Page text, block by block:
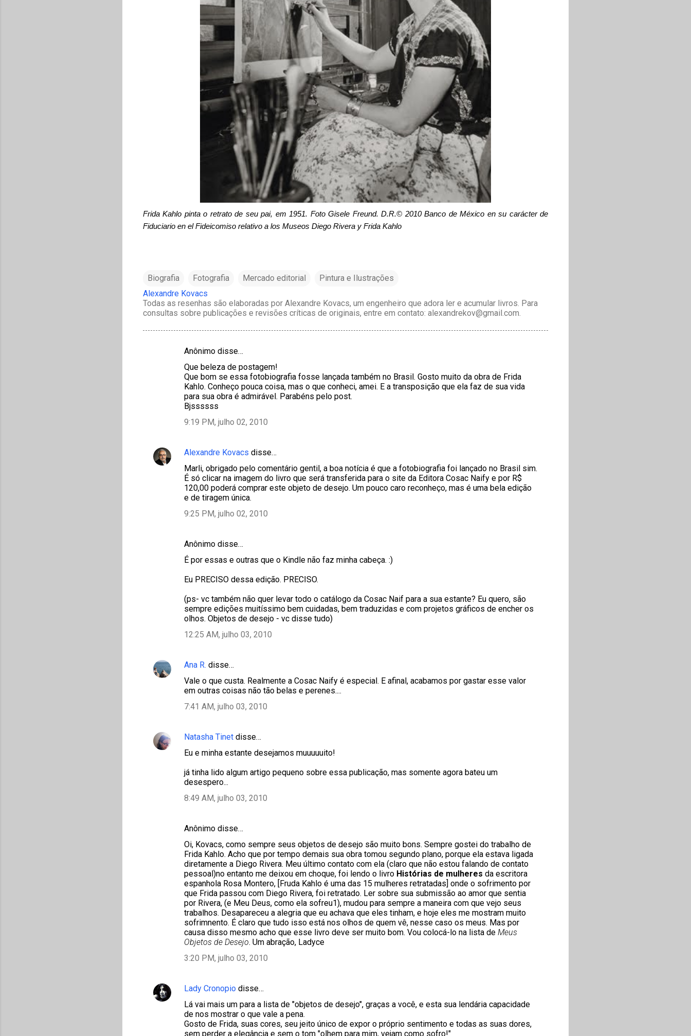
Frida Kahlo pinta o retrato de seu pai, em 1951. Foto Gisele Freund. D.R.© 2010 Banco de México en su carácter de
Fiduciario en el Fideicomiso relativo a los Museos Diego Rivera y Frida Kahlo
Biografia Fotografia Mercado editorial
Pintura e Ilustrações
Alexandre Kovacs
Todas as resenhas são elaboradas por Alexandre Kovacs, um engenheiro que adora ler e acumular livros. Para
consultas sobre publicações e revisões críticas de originais, entre em contato: alexandrekov@gmail.com.
r
Anônimo disse…
Que beleza de postagem!
Que bom se essa fotobiografia fosse lançada também no Brasil. Gosto muito da obra de Frida
Kahlo. Conheço pouca coisa, mas o que conheci, amei. E a transposição que ela faz de sua vida
para sua obra é admirável. Parabéns pelo post.
Bjssssss
9:19 PM, julho 02, 2010
Alexandre Kovacs disse…
Marli, obrigado pelo comentário gentil, a boa notícia é que a fotobiografia foi lançado no Brasil sim.
É só clicar na imagem do livro que será transferida para o site da Editora Cosac Naify e por R$
120,00 poderá comprar este objeto de desejo. Um pouco caro reconheço, mas é uma bela edição
e de tiragem única.
9:25 PM, julho 02, 2010
Anônimo disse…
É por essas e outras que o Kindle não faz minha cabeça. :)
Eu PRECISO dessa edição. PRECISO.
(ps- vc também não quer levar todo o catálogo da Cosac Naif para a sua estante? Eu quero, são
sempre edições muitíssimo bem cuidadas, bem traduzidas e com projetos gráficos de encher os
olhos. Objetos de desejo - vc disse tudo)
12:25 AM, julho 03, 2010
Ana R. disse…
Vale o que custa. Realmente a Cosac Naify é especial. E afinal, acabamos por gastar esse valor
em outras coisas não tão belas e perenes....
7:41 AM, julho 03, 2010
Natasha Tinet disse…
Eu e minha estante desejamos muuuuuito!
já tinha lido algum artigo pequeno sobre essa publicação, mas somente agora bateu um
desespero...
8:49 AM, julho 03, 2010
Anônimo disse…
Oi, Kovacs, como sempre seus objetos de desejo são muito bons. Sempre gostei do trabalho de
Frida Kahlo. Acho que por tempo demais sua obra tomou segundo plano, porque ela estava ligada
diretamente a Diego Rivera. Meu último contato com ela (claro que não estou falando de contato
pessoal)no entanto me deixou em choque, foi lendo o livro Histórias de mulheres da escritora
espanhola Rosa Montero, [Fruda Kahlo é uma das 15 mulheres retratadas] onde o sofrimento por
que Frida passou com Diego Rivera, foi retratado. Ler sobre sua submissão ao amor que sentia
por Rivera, (e Meu Deus, como ela sofreu1), mudou para sempre a maneira com que vejo seus
trabalhos. Desapareceu a alegria que eu achava que eles tinham, e hoje eles me mostram muito
sofrimnento. É claro que tudo isso está nos olhos de quem vê, nesse caso os meus. Mas por
causa disso mesmo acho que esse livro deve ser muito bom. Vou colocá-lo na lista de Meus
Objetos de Desejo. Um abração, Ladyce
3:20 PM, julho 03, 2010
Lady Cronopio disse…
Lá vai mais um para a lista de "objetos de desejo", graças a você, e esta sua lendária capacidade
de nos mostrar o que vale a pena.
Gosto de Frida, suas cores, seu jeito único de expor o próprio sentimento e todas as suas dores,
sem perder a elegância e sem o tom "olhem para mim, vejam como sofro!"